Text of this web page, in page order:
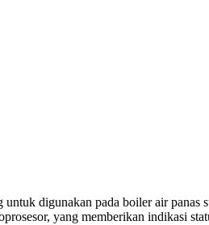
digunakan pada boiler air panas
yang memberikan indikasi